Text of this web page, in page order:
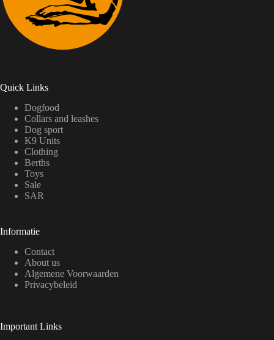
Quick Links
Dogfood
Collars and leashes
Dog sport
K9 Units
Clothing
Berths
Toys
Sale
SAR
Informatie
Contact
About us
Algemene Voorwaarden
Privacybeleid
Important Links